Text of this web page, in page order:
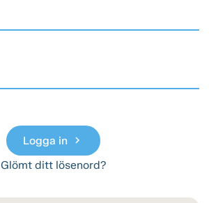
Logga in chevron_right
Glömt ditt lösenord?